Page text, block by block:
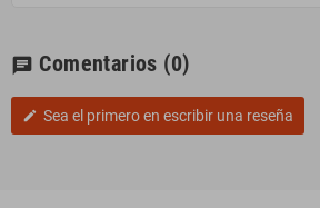
chat Comentarios (0)
edit Sea el primero en escribir una reseña